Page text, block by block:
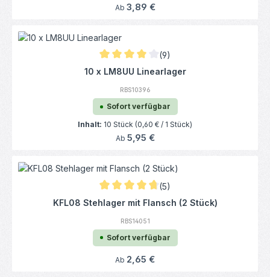
Regulärer Preis:
Ab 3,89 €
Durchschnittliche Bewertung von 4.06 von
(9)
10 x LM8UU Linearlager
RBS10396
Sofort verfügbar
Inhalt: 10 Stück (0,60 € / 1 Stück)
Regulärer Preis:
Ab 5,95 €
Durchschnittliche Bewertung von 4.8 von
(5)
KFL08 Stehlager mit Flansch (2 Stück)
RBS14051
Sofort verfügbar
Regulärer Preis:
Ab 2,65 €